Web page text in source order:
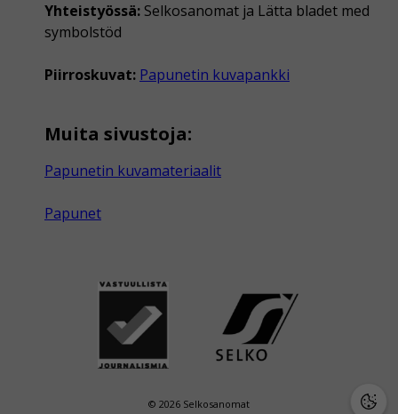
Yhteistyössä: Selkosanomat ja Lätta bladet med
symbolstöd
Piirroskuvat: Papunetin kuvapankki
Muita sivustoja:
Papunetin kuvamateriaalit
Papunet
© 2026 Selkosanomat